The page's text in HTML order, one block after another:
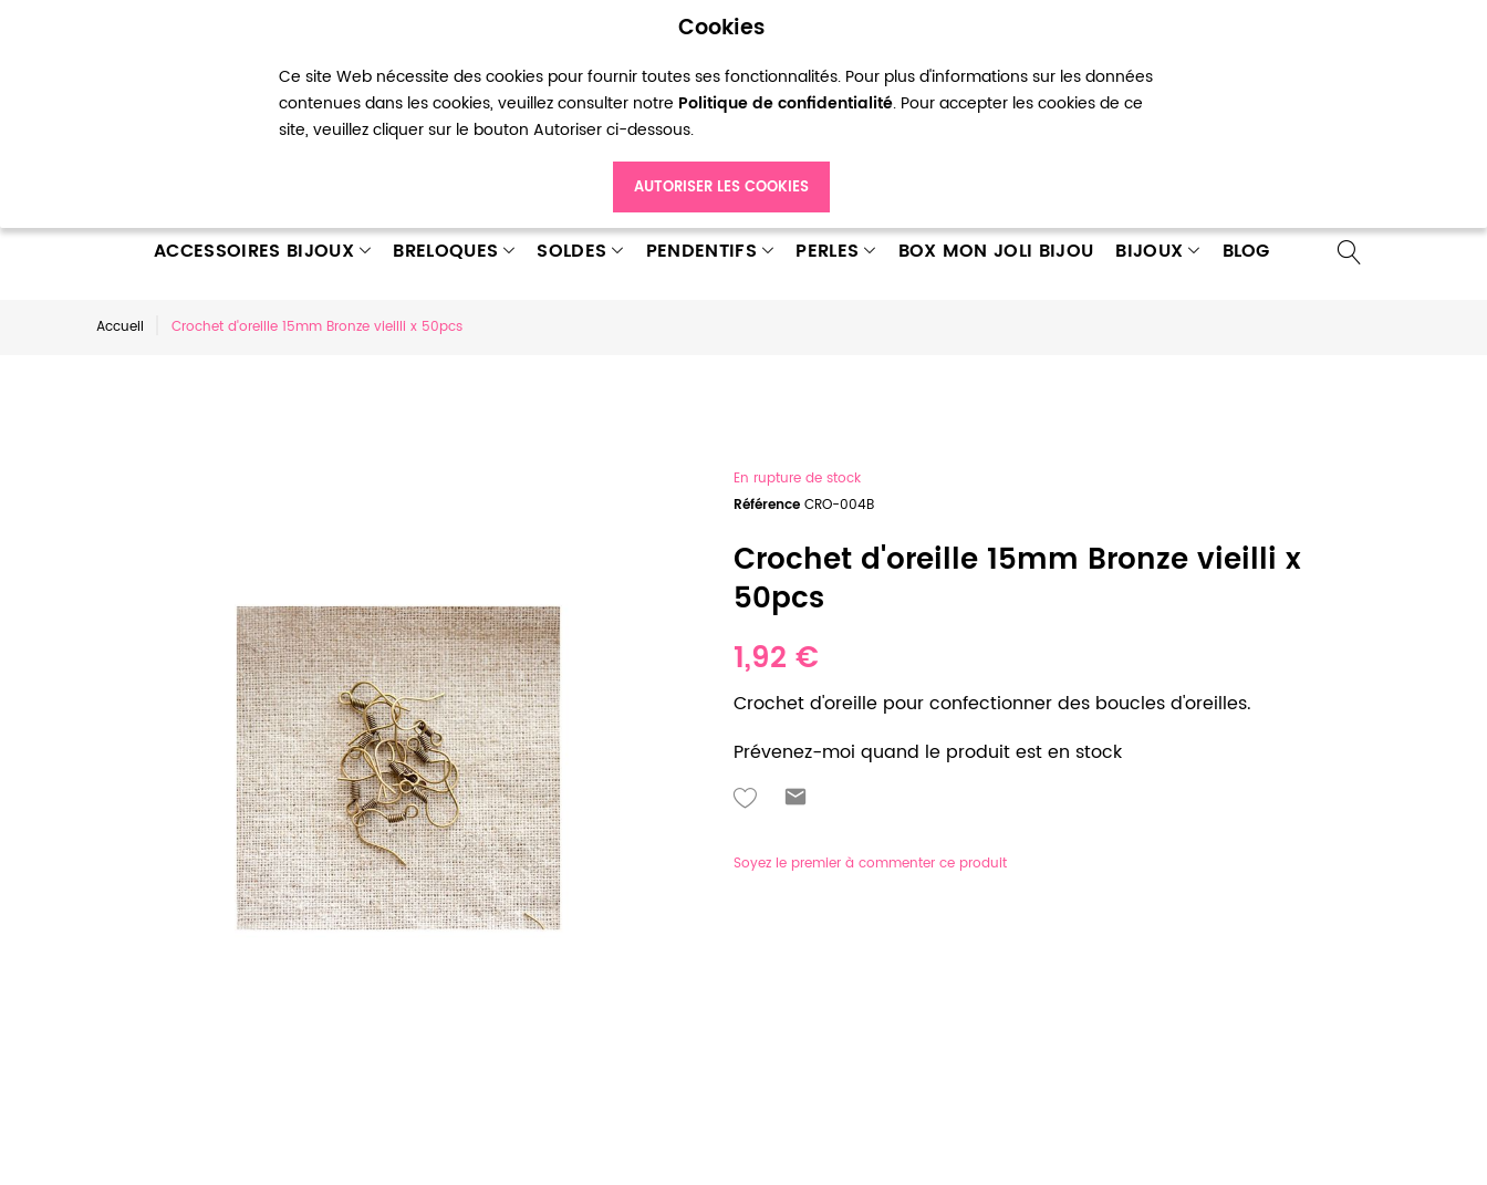
Cookies
Ce site Web nécessite des cookies pour fournir toutes ses fonctionnalités. Pour plus d'informations sur les données
contenues dans les cookies, veuillez consulter notre Politique de confidentialité. Pour accepter les cookies de ce
site, veuillez cliquer sur le bouton Autoriser ci-dessous.
AUTORISER LES COOKIES
Mon compte Ma liste d’envies Connexion Créer un compte
ACCESSOIRES BIJOUX BRELOQUES SOLDES PENDENTIFS PERLES BOX MON JOLI BIJOU BIJOUX BLOG
Accueil Crochet d'oreille 15mm Bronze vieilli x 50pcs
En rupture de stock
Référence CRO-004B
Crochet d'oreille 15mm Bronze vieilli x
50pcs
1,92 €
Crochet d'oreille pour confectionner des boucles d'oreilles.
Prévenez-moi quand le produit est en stock
Soyez le premier à commenter ce produit